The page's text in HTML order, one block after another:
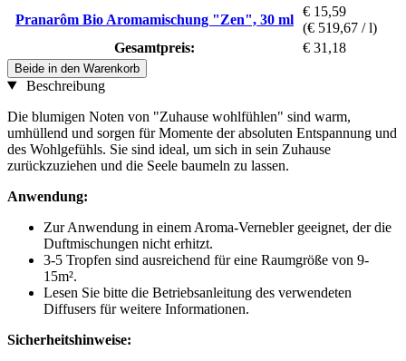
Pranarôm Bio Aromamischung "Zen", 30 ml
€ 15,59
(€ 519,67 / l)
Gesamtpreis:
€ 31,18
Beide in den Warenkorb
Beschreibung
Die blumigen Noten von "Zuhause wohlfühlen" sind warm,
umhüllend und sorgen für Momente der absoluten Entspannung und
des Wohlgefühls. Sie sind ideal, um sich in sein Zuhause
zurückzuziehen und die Seele baumeln zu lassen.
Anwendung:
Zur Anwendung in einem Aroma-Vernebler geeignet, der die
Duftmischungen nicht erhitzt.
3-5 Tropfen sind ausreichend für eine Raumgröße von 9-
15m².
Lesen Sie bitte die Betriebsanleitung des verwendeten
Diffusers für weitere Informationen.
Sicherheitshinweise: